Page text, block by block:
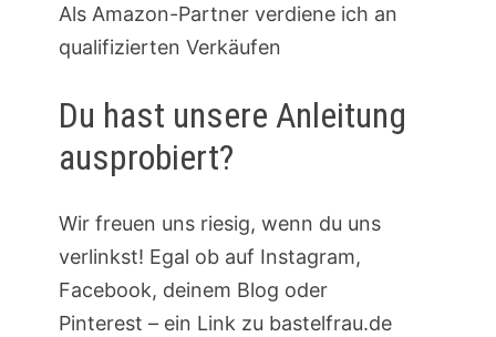
Als Amazon-Partner verdiene ich an
qualifizierten Verkäufen
Du hast unsere Anleitung
ausprobiert?
Wir freuen uns riesig, wenn du uns
verlinkst! Egal ob auf Instagram,
Facebook, deinem Blog oder
Pinterest – ein Link zu bastelfrau.de